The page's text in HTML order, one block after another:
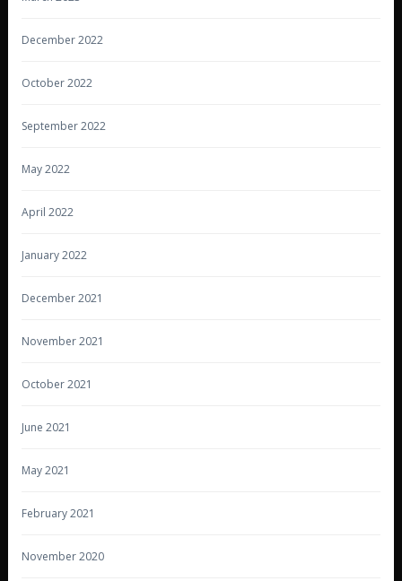
December 2022
October 2022
September 2022
May 2022
April 2022
January 2022
December 2021
November 2021
October 2021
June 2021
May 2021
February 2021
November 2020